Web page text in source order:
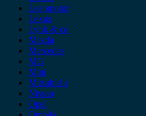
Leapmotor
Lexus
Lynk & co
Mazda
Mercedes
MG
Mini
Mitsubishi
Nissan
Opel